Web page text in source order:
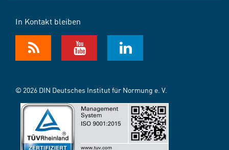
In Kontakt bleiben
© 2026 DIN Deutsches Institut für Normung e. V.